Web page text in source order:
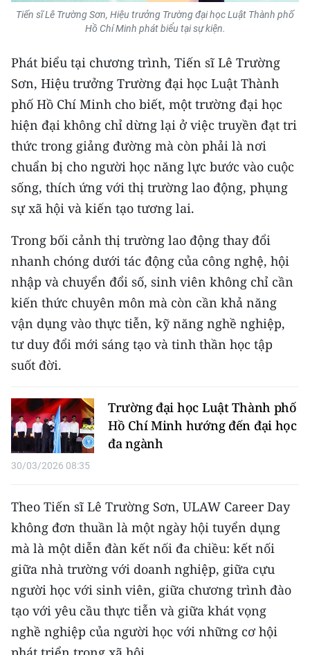
Media Xã hội
Media Du lịch
Media Thế giới
Media Thể thao
Media Giáo dục
Media Y tế
Media Môi trường
Ảnh
TIN MỚI
Trung du và miền núi phía Bắc
Đồng bằng sông Hồng
Duyên hải Nam Trung Bộ và Tây
Nguyên
Đông Nam Bộ
Đồng bằng sông Cửu Long
Chuyên trang Hà Nội
Tiến sĩ Lê Trường Sơn, Hiệu trưởng Trường đại học Luật Thành phố
Hồ Chí Minh phát biểu tại sự kiện.
Phát biểu tại chương trình, Tiến sĩ Lê Trường
Sơn, Hiệu trưởng Trường đại học Luật Thành
phố Hồ Chí Minh cho biết, một trường đại học
hiện đại không chỉ dừng lại ở việc truyền đạt tri
thức trong giảng đường mà còn phải là nơi
chuẩn bị cho người học năng lực bước vào cuộc
sống, thích ứng với thị trường lao động, phụng
sự xã hội và kiến tạo tương lai.
Trong bối cảnh thị trường lao động thay đổi
nhanh chóng dưới tác động của công nghệ, hội
nhập và chuyển đổi số, sinh viên không chỉ cần
kiến thức chuyên môn mà còn cần khả năng
vận dụng vào thực tiễn, kỹ năng nghề nghiệp,
tư duy đổi mới sáng tạo và tinh thần học tập
suốt đời.
Trường đại học Luật Thành phố
Hồ Chí Minh hướng đến đại học
đa ngành
30/03/2026 08:35
Theo Tiến sĩ Lê Trường Sơn, ULAW Career Day
không đơn thuần là một ngày hội tuyển dụng
mà là một diễn đàn kết nối đa chiều: kết nối
giữa nhà trường với doanh nghiệp, giữa cựu
người học với sinh viên, giữa chương trình đào
tạo với yêu cầu thực tiễn và giữa khát vọng
nghề nghiệp của người học với những cơ hội